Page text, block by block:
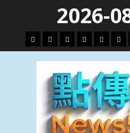
content
2026-
頭
條
財
經
地
方.
會
文
教.
技
專
題
娛
樂
劇